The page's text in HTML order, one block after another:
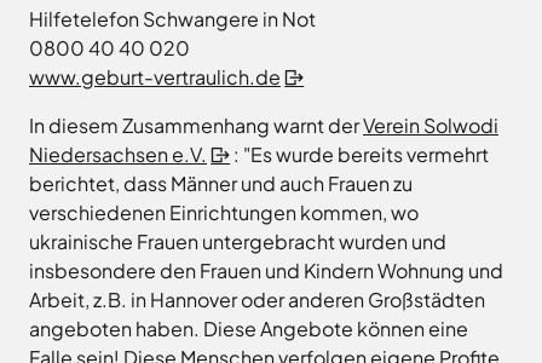
Hilfetelefon Schwangere in Not
0800 40 40 020
www.geburt-vertraulich.de
In diesem Zusammenhang warnt derVerein Solwodi
Niedersachsen e.V.
: "Es wurde bereits vermehrt
berichtet, dass Männer und auch Frauen zu
verschiedenen Einrichtungen kommen, wo
ukrainische Frauen untergebracht wurden und
insbesondere den Frauen und Kindern Wohnung und
Arbeit, z.B. in Hannover oder anderen Großstädten
angeboten haben. Diese Angebote können eine
Falle sein! Diese Menschen verfolgen eigene Profite
Planungsgesellschaft
Nahverkehr
Osnabrück
Lauter
Tourismusgesellschaft
Osnabrücker
Land
GmbH
Verkehrsgesellschaft
Landkreis
Osnabrück
Volkshochschule
Zulassungsstelle!)
Außenstellen
der
Kreisverwaltung
Karte
aufrufen
Bad
Rothenfelde
Belm
Bissendorf
Bohmte
Bramsche
Dissen
Fürstenau
Georgsmarienhütte
Glandorf